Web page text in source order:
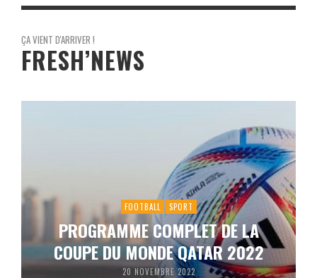
ÇA VIENT D'ARRIVER !
FRESH’NEWS
FOOTBALL SPORT
PROGRAMME COMPLET DE LA
COUPE DU MONDE QATAR 2022
20 NOVEMBRE 2022